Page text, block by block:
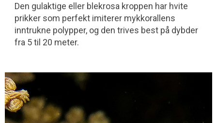
Den gulaktige eller blekrosa kroppen har hvite
prikker som perfekt imiterer mykkorallens
inntrukne polypper, og den trives best på dybder
fra 5 til 20 meter.